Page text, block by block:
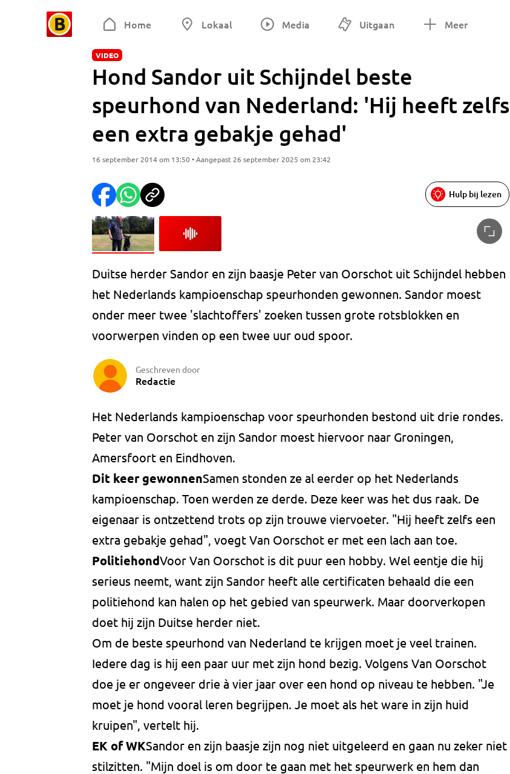
Home Lokaal Media Uitgaan Meer
VIDEO
Hond Sandor uit Schijndel beste
speurhond van Nederland: 'Hij heeft zelfs
een extra gebakje gehad'
16 september 2014 om 13:50 • Aangepast 26 september 2025 om 23:42
Hulp bij lezen
Duitse herder Sandor en zijn baasje Peter van Oorschot uit Schijndel hebben
het Nederlands kampioenschap speurhonden gewonnen. Sandor moest
onder meer twee 'slachtoffers' zoeken tussen grote rotsblokken en
voorwerpen vinden op een twee uur oud spoor.
Geschreven door
Redactie
Het Nederlands kampioenschap voor speurhonden bestond uit drie rondes.
Peter van Oorschot en zijn Sandor moest hiervoor naar Groningen,
Amersfoort en Eindhoven.
Dit keer gewonnenSamen stonden ze al eerder op het Nederlands
kampioenschap. Toen werden ze derde. Deze keer was het dus raak. De
eigenaar is ontzettend trots op zijn trouwe viervoeter. "Hij heeft zelfs een
extra gebakje gehad", voegt Van Oorschot er met een lach aan toe.
PolitiehondVoor Van Oorschot is dit puur een hobby. Wel eentje die hij
serieus neemt, want zijn Sandor heeft alle certificaten behaald die een
politiehond kan halen op het gebied van speurwerk. Maar doorverkopen
doet hij zijn Duitse herder niet.
Om de beste speurhond van Nederland te krijgen moet je veel trainen.
Iedere dag is hij een paar uur met zijn hond bezig. Volgens Van Oorschot
doe je er ongeveer drie à vier jaar over een hond op niveau te hebben. "Je
moet je hond vooral leren begrijpen. Je moet als het ware in zijn huid
kruipen", vertelt hij.
EK of WKSandor en zijn baasje zijn nog niet uitgeleerd en gaan nu zeker niet
stilzitten. "Mijn doel is om door te gaan met het speurwerk en hem dan